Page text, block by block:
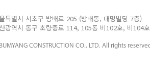
특별시 서초구 방배로 205 (방배동, 대명빌딩 7
광역시 동구 초량중로 114, 105동 비102호, 비104
BUMYANG CONSTRUCTION CO., LTD. All rights